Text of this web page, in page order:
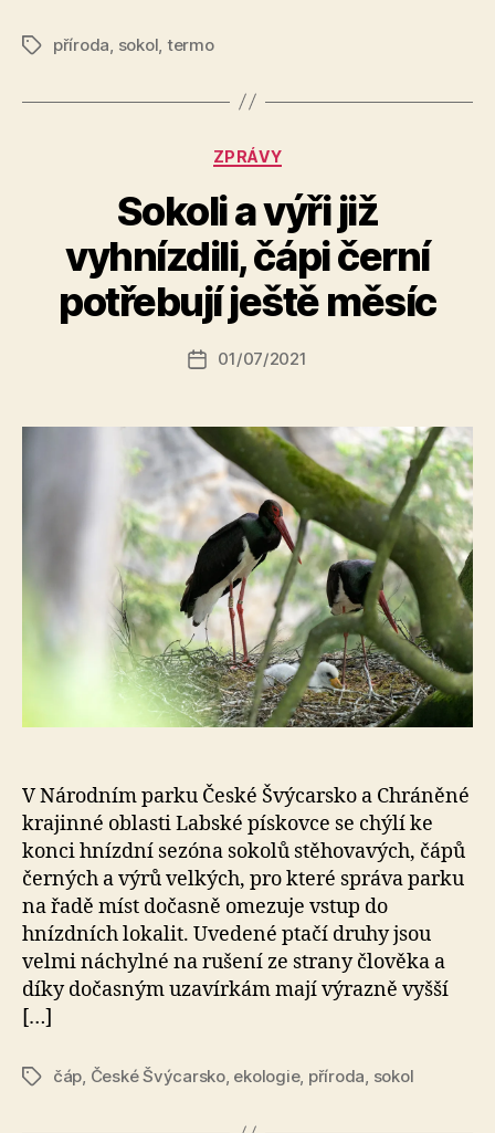
Štítkypříroda sokol termo
Rubriky
ZPRÁVY
Sokoli a výři již
vyhnízdili, čápi černí
potřebují ještě měsíc
Autor
A
u
t
o
a
s
o
Datum
01/07/2021
V Národním parku České Švýcarsko a Chráněné
krajinné oblasti Labské pískovce se chýlí ke
konci hnízdní sezóna sokolů stěhovavých, čápů
černých a výrů velkých, pro které správa parku
na řadě míst dočasně omezuje vstup do
hnízdních lokalit. Uvedené ptačí druhy jsou
velmi náchylné na rušení ze strany člověka a
díky dočasným uzavírkám mají výrazně vyšší
[…]
Štítkyčáp, České Švýcarsko, ekologie, příroda, sokol